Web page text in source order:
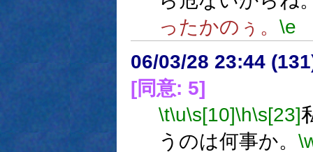
ったかのぅ。 \e
06/03/28 23:44
[同意: 5]
\t\u\s[10]\h\s[23]
うのは何事か。